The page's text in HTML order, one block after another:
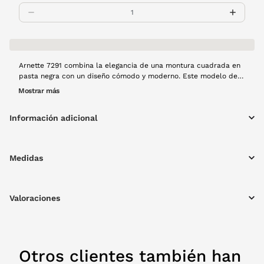
Arnette 7291 combina la elegancia de una montura cuadrada en
pasta negra con un diseño cómodo y moderno. Este modelo de
visión ofrece una claridad visual excepcional para el uso diario,
garantiza un estilo atemporal.
Mostrar más
Información adicional
Medidas
Valoraciones
Otros clientes también han